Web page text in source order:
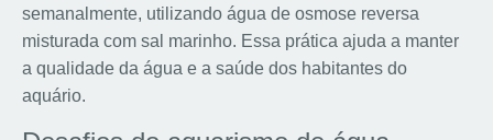
semanalmente, utilizando água de osmose reversa
misturada com sal marinho. Essa prática ajuda a manter
a qualidade da água e a saúde dos habitantes do
aquário.